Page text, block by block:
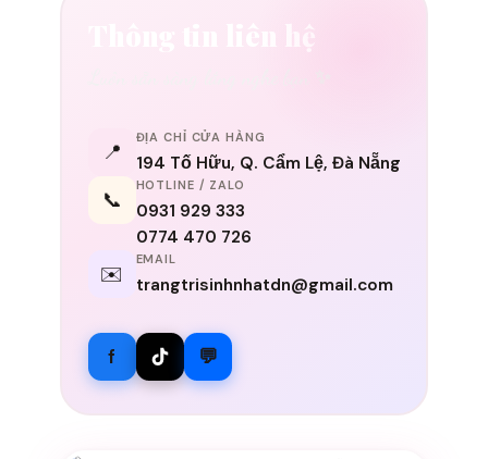
Thông tin liên hệ
📍
ĐỊA CHỈ CỬA HÀNG
194 Tố Hữu, Q. Cẩm Lệ, Đà Nẵng
📞
HOTLINE / ZALO
0931 929 333
0774 470 726
✉️
EMAIL
trangtrisinhnhatdn@gmail.com
f 💬